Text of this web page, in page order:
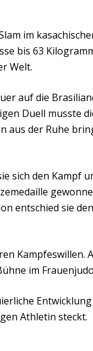
im
bis 63
Welt.
auf die
Duell musste
aus der Ruhe
sich den Kampf
entschied sie
Kampfeswillen.
im
Entwicklung
Athletin steckt.